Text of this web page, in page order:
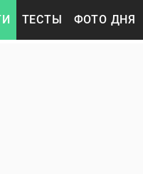
ТЕСТЫ ФОТО ДНЯ